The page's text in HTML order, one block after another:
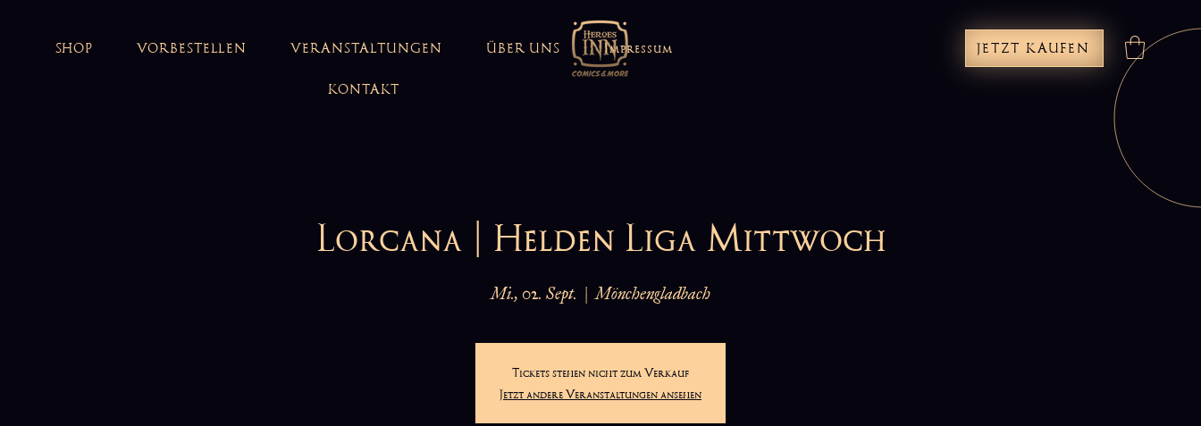
SHOP VORBESTELLEN VERANSTALTUNGEN ÜBER UNS Impressum
KONTAKT
JETZT KAUFEN
Lorcana | Helden Liga Mittwoch
Mi., 02. Sept.
  |
Mönchengladbach
Tickets stehen nicht zum Verkauf
Jetzt andere Veranstaltungen ansehen